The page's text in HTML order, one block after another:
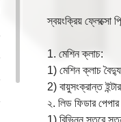
স্বয়ংক্রিয় ফ্লেক্সো
1. মেশিন ক্লাচ:
1) মেশিন ক্লাচ
2) বায়ুসংক্রান্ত
২. লিড ফিডার পেপার